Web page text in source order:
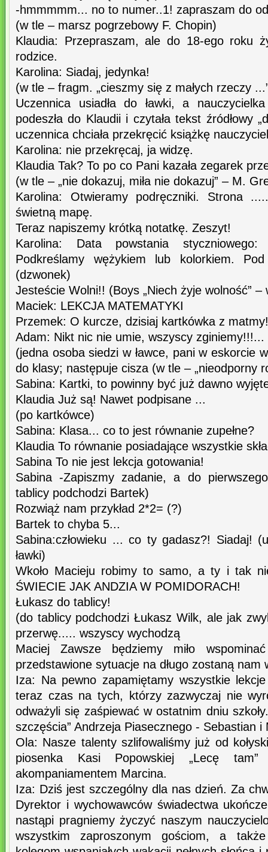
-hmmmmm... no to numer..1! zapraszam do
(w tle – marsz pogrzebowy F. Chopin)
Klaudia: Przepraszam, ale do 18-ego roku
rodzice.
Karolina: Siadaj, jedynka!
(w tle – fragm. „cieszmy się z małych rzeczy
Uczennica usiadła do ławki, a
podeszła do Klaudii i czytała tekst źródłowy
uczennica chciała przekręcić książkę
Karolina: nie przekręcaj, ja widzę.
Klaudia Tak? To po co Pani kazała zegarek
(w tle – „nie dokazuj, miła nie dokazuj” – M.
Karolina: Otwieramy podręczniki. Strona
świetną mapę.
Teraz napiszemy krótką notatkę. Zeszyt!
Karolina: Data powstania
Podkreślamy wężykiem lub kolorkiem.
(dzwonek)
Jesteście Wolni!! (Boys „Niech żyje wolność”
Maciek: LEKCJA MATEMATYKI
Przemek: O kurcze, dzisiaj kartkówka z matmy!
Adam: Nikt nic nie umie, wszyscy zginiemy!!!...
(jedna osoba siedzi w ławce, pani w eskorcie
do klasy; następuje cisza (w tle – „nieodporny
Sabina: Kartki, to powinny być już dawno
Klaudia Już są! Nawet podpisane ...
(po kartkówce)
Sabina: Klasa... co to jest równanie zupełne?
Klaudia To równanie posiadające wszystkie
Sabina To nie jest lekcja gotowania!
Sabina -Zapiszmy zadanie, a do
tablicy podchodzi Bartek)
Rozwiąż nam przykład 2*2= (?)
Bartek to chyba 5...
Sabina:człowieku ... co ty gadasz?! Siadaj!
ławki)
Wkoło Macieju robimy to samo, a ty i tak
ŚWIECIE JAK ANDZIA W POMIDORACH!
Łukasz do tablicy!
(do tablicy podchodzi Łukasz Wilk, ale jak
przerwę..... wszyscy wychodzą
Maciej Zawsze będziemy miło
przedstawione sytuacje na długo zostaną nam
Iza: Na pewno zapamiętamy wszystkie
teraz czas na tych, którzy zazwyczaj nie
odważyli się zaśpiewać w ostatnim dniu
szczęścia” Andrzeja Piasecznego - Sebastian i
Ola: Nasze talenty szlifowaliśmy już od
piosenka Kasi Popowskiej „Lecę
akompaniamentem Marcina.
Iza: Dziś jest szczególny dla nas dzień. Za
Dyrektor i wychowawców świadectwa
nastąpi pragniemy życzyć naszym
wszystkim zaproszonym gościom, a